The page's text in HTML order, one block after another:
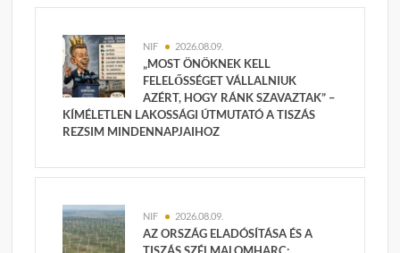
NIF 2026.08.09.
„MOST ÖNÖKNEK KELL
FELELŐSSÉGET VÁLLALNIUK
AZÉRT, HOGY RÁNK SZAVAZTAK” –
KÍMÉLETLEN LAKOSSÁGI ÚTMUTATÓ A TISZÁS
REZSIM MINDENNAPJAIHOZ
NIF 2026.08.09.
AZ ORSZÁG ELADÓSÍTÁSA ÉS A